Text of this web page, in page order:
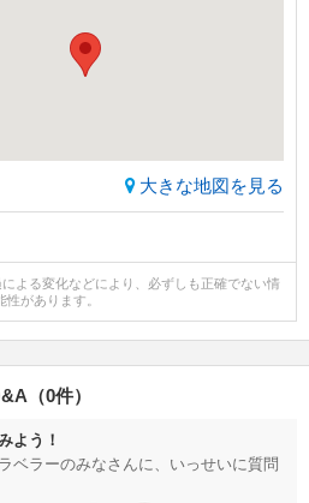
大きな地図を見る
よる変化などにより、必ずしも正確でない情
があります。
（0件）
よう！
ベラーのみなさんに、いっせいに質問